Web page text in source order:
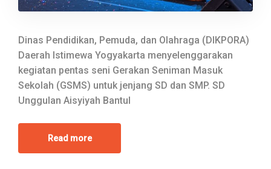
Dinas Pendidikan, Pemuda, dan Olahraga (DIKPORA)
Daerah Istimewa Yogyakarta menyelenggarakan
kegiatan pentas seni Gerakan Seniman Masuk
Sekolah (GSMS) untuk jenjang SD dan SMP. SD
Unggulan Aisyiyah Bantul
Read more